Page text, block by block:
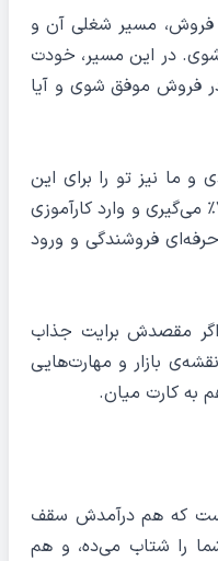
با شغل فروش، مسیر شغلی آن و
در این مسیر، خودت
در فروش موفق شوی و آیا
و ما نیز تو را برای این
مسیر مناسب دانستیم، بورسیه ۷۰٪ می‌گیری و وارد کارآموزی
فروشندگی و ورود
مقصدش برایت جذاب
بازار و مهارت‌هایی
به کارت میان.
که هم درآمدش سقف
را شتاب می‌ده، و هم